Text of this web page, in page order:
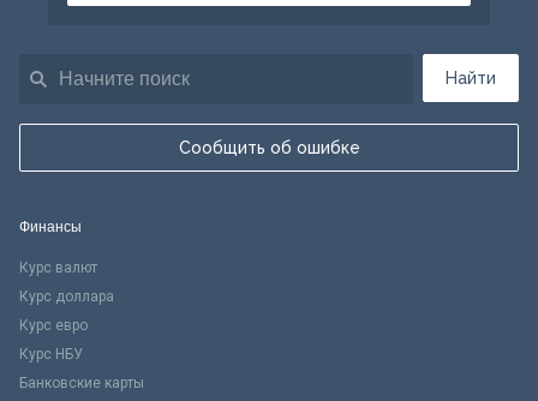
Найти
Сообщить об ошибке
Финансы
Курс валют
Курс доллара
Курс евро
Курс НБУ
Банковские карты